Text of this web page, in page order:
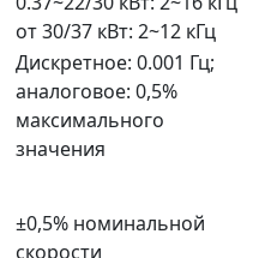
от 30/37 кВт: 2~12 кГц
Дискретное: 0.001 Гц;
аналоговое: 0,5%
максимального
значения
±0,5% номинальной
скорости